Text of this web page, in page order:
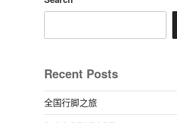
Recent Posts
全国行脚之旅